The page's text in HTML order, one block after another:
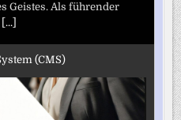
Geistes. Als führender
[...]
(CMS)